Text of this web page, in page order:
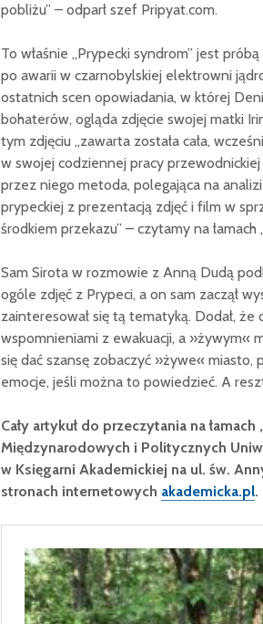
pobliżu” – odparł szef Pripyat.com.
To właśnie „Prypecki syndrom” jest
po awarii w czarnobylskiej elektrowni
ostatnich scen opowiadania, w której
bohaterów, ogląda zdjęcie swojej matki
tym zdjęciu „zawarta została cała,
w swojej codziennej pracy
przez niego metoda, polegająca na
prypeckiej z prezentacją zdjęć i film w
środkiem przekazu” – czytamy na łamach
Sam Sirota w rozmowie z Anną Dudą
ogóle zdjęć z Prypeci, a on sam zaczął
zainteresował się tą tematyką. Dodał,
wspomnieniami z ewakuacji, a »żywym«
się dać szansę zobaczyć »żywe«
emocje, jeśli można to powiedzieć. A
Cały artykuł do przeczytania na
Międzynarodowych i Politycznych
w Księgarni Akademickiej na ul. św.
stronach internetowych akademicka.pl.